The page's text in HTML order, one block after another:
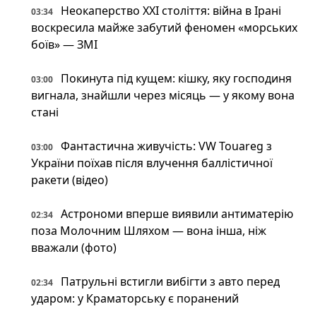
03:34
Неокаперство XXI століття: війна в Ірані
воскресила майже забутий феномен «морських
боїв» — ЗМІ
03:00
Покинута під кущем: кішку, яку господиня
вигнала, знайшли через місяць — у якому вона
стані
03:00
Фантастична живучість: VW Touareg з
України поїхав після влучення баллістичної
ракети (відео)
02:34
Астрономи вперше виявили антиматерію
поза Молочним Шляхом — вона інша, ніж
вважали (фото)
02:34
Патрульні встигли вибігти з авто перед
ударом: у Краматорську є поранений